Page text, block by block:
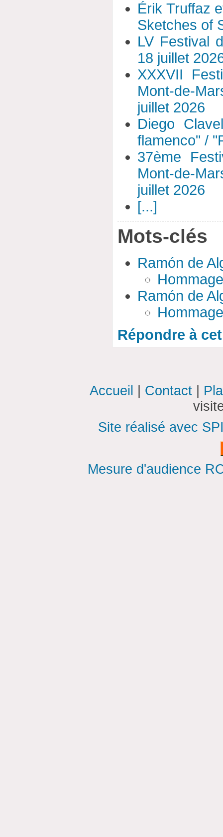
Érik Truffaz
Sketches of
LV Festival
18 juillet
XXXVII
Mont-de-
juillet 2026
Diego
flamenco" /
37ème
Mont-de-
juillet 2026
[...]
Mots-clés
Ramón de
Ramón de
Répondre à
Accueil Contact
Site réalisé avec
Mesure d'audience